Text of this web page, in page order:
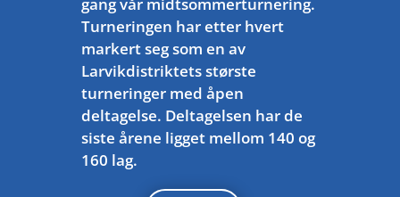
gang vår midtsommerturnering.
Turneringen har etter hvert
markert seg som en av
Larvikdistriktets største
turneringer med åpen
deltagelse. Deltagelsen har de
siste årene ligget mellom 140 og
160 lag.